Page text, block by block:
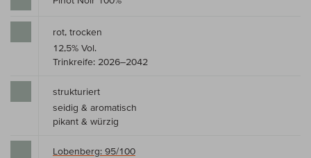
rot, trocken
12,5% Vol.
Trinkreife: 2026–2042
strukturiert
seidig & aromatisch
pikant & würzig
Lobenberg: 95/100